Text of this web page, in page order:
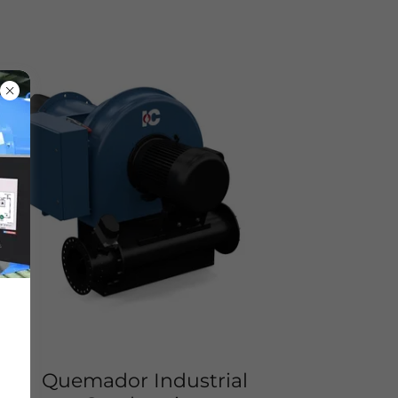
Quemador Industrial